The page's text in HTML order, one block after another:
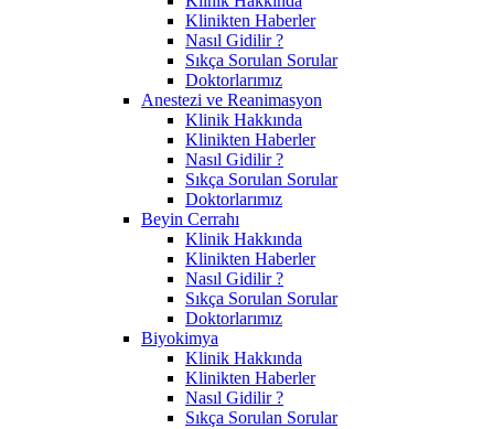
Klinikten Haberler
Nasıl Gidilir ?
Sıkça Sorulan Sorular
Doktorlarımız
Anestezi ve Reanimasyon
Klinik Hakkında
Klinikten Haberler
Nasıl Gidilir ?
Sıkça Sorulan Sorular
Doktorlarımız
Beyin Cerrahı
Klinik Hakkında
Klinikten Haberler
Nasıl Gidilir ?
Sıkça Sorulan Sorular
Doktorlarımız
Biyokimya
Klinik Hakkında
Klinikten Haberler
Nasıl Gidilir ?
Sıkça Sorulan Sorular